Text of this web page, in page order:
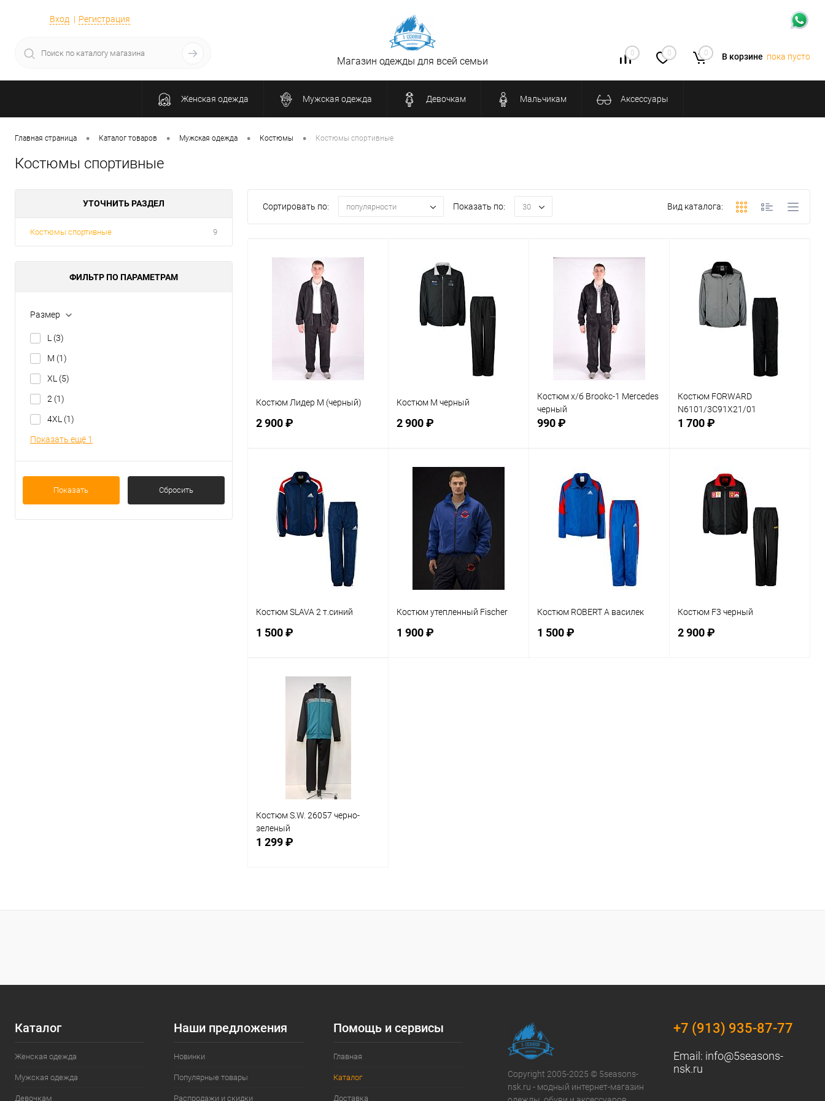
Вход Регистрация
0 0 0 В корзине пока пусто
Магазин одежды для всей семьи
Женская одежда Мужская одежда Девочкам Мальчикам Аксессуары
Главная страница • Каталог товаров • Мужская одежда • Костюмы • Костюмы спортивные
Костюмы спортивные
УТОЧНИТЬ РАЗДЕЛ
Костюмы спортивные 9
ФИЛЬТР ПО ПАРАМЕТРАМ
Размер
L (3)
M (1)
XL (5)
2 (1)
4XL (1)
Показать ещё 1
Показать Сбросить
Сортировать по: популярности Показать по: 30 Вид каталога:
Костюм Лидер М (черный)
2 900 ₽
В корзину
Сравнение
В избранное В наличии
Костюм М черный
2 900 ₽
В корзину
Сравнение
В избранное В наличии
Костюм х/б Brookc-1 Mercedes
черный
990 ₽
В корзину
Сравнение
В избранное В наличии
Костюм FORWARD
N6101/3C91Х21/01
1 700 ₽
В избранное
Размер
Костюм SLAVA 2 т.синий
1 500 ₽
В корзину
Сравнение
В избранное В наличии
Костюм утепленный Fischer
1 900 ₽
Костюм ROBERT A василек
1 500 ₽
Костюм F3 черный
2 900 ₽
Костюм S.W. 26057 черно-
зеленый
1 299 ₽
4XL
Каталог
Женская одежда
Мужская одежда
Девочкам
Наши предложения
Новинки
Популярные товары
Распродажи и скидки
Помощь и сервисы
Главная
Каталог
Доставка
Copyright 2005-2025 © 5seasons-
nsk.ru - модный интернет-магазин
+7 (913) 935-87-77
Email: info@5seasons-
nsk.ru